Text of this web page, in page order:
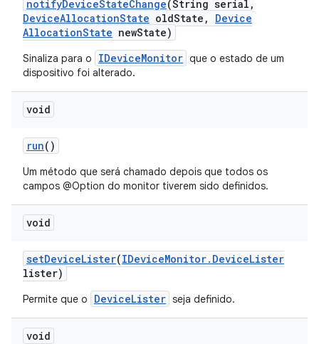
notifyDeviceStateChange(String serial ,
DeviceAllocationState oldState ,
Device
AllocationState newState)
Sinaliza para o IDeviceMonitor que o estado de um
dispositivo foi alterado.
void
run()
Um método que será chamado depois que todos os
campos @Option do monitor tiverem sido definidos.
void
setDeviceLister(IDeviceMonitor. DeviceLister
lister)
Permite que o DeviceLister seja definido.
void